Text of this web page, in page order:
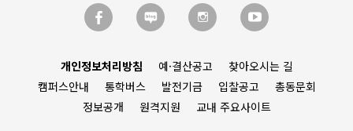
개인정보처리방침 예·결산공고
찾아오시는 길
캠퍼스안내
통학버스 발전기금 입찰공고
총동문회
정보공개
원격지원 교내 주요사이트